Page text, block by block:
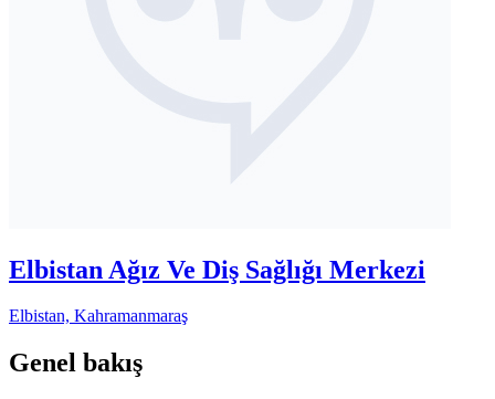
Elbistan Ağız Ve Diş Sağlığı Merkezi
Elbistan, Kahramanmaraş
Genel bakış